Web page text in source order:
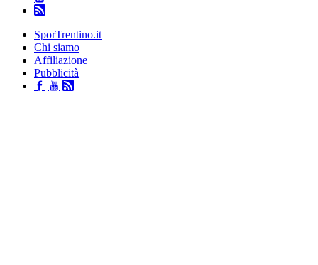
SporTrentino.it
Chi siamo
Affiliazione
Pubblicità